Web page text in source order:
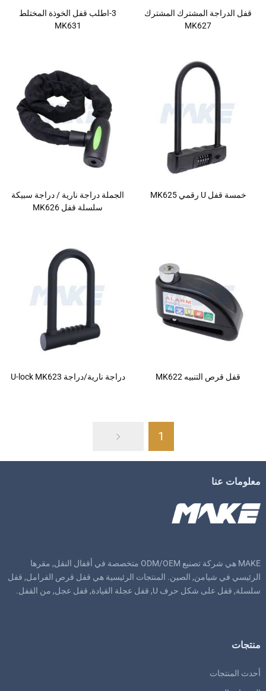
3-اطلب قفل الخوذة المختلط
MK631
قفل الدراجة المشترك المشترك
MK627
الجملة دراجة نارية / دراجة سبيكة
سلسلة قفل MK626
خمسة قفل U رقمي MK625
دراجة نارية/دراجة U-lock MK623 قفل قرص التنبيه MK622
1
معلومات عنا
MAKE هي شركة تصنيع ODM/OEM متخصصة في أقفال النقل, مقرها
الرئيسي في شيامن, الصين. المنتجات الرئيسية هي قفل قرص الفرامل, قفل
سلسلة, قفل على شكل حرف U, قفل عجلة القيادة, قفل عجل, من القفل.
منتجات
أحدث المنتجات